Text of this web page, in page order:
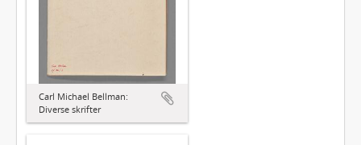
Carl Michael Bellman:
Diverse skrifter